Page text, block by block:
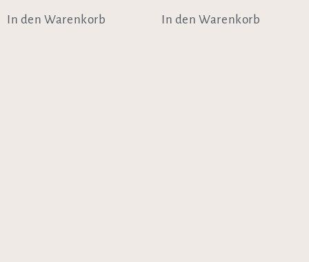
In den Warenkorb In den Warenkorb